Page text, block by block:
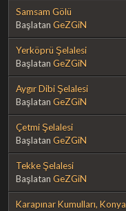
Samsam Gölü
Başlatan GeZGiN
Yerköprü Şelalesi
Başlatan GeZGiN
Aygır Dibi Şelalesi
Başlatan GeZGiN
Çetmi Şelalesi
Başlatan GeZGiN
Tekke Şelalesi
Başlatan GeZGiN
Karapınar Kumulları, Konya